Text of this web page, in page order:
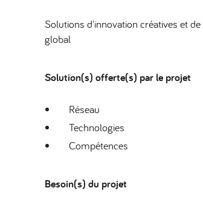
Solutions d'innovation créatives et
global
Solution(s) offerte(s) par le projet
Réseau
Technologies
Compétences
Besoin(s) du projet